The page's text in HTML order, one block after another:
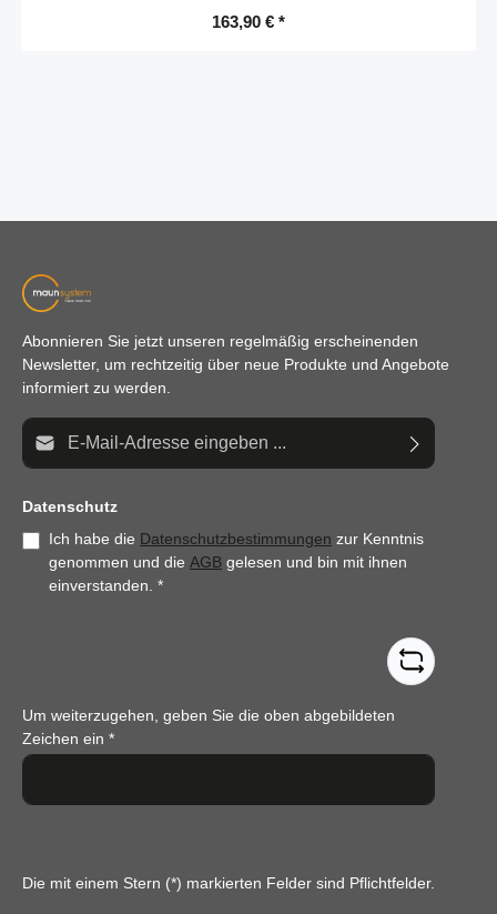
163,90 € *
Abonnieren Sie jetzt unseren regelmäßig erscheinenden
Newsletter, um rechtzeitig über neue Produkte und Angebote
informiert zu werden.
E-Mail-Adresse*
Datenschutz
Ich habe die Datenschutzbestimmungen zur Kenntnis
genommen und die AGB gelesen und bin mit ihnen
einverstanden. *
Um weiterzugehen, geben Sie die oben abgebildeten
Zeichen ein *
Die mit einem Stern (*) markierten Felder sind Pflichtfelder.